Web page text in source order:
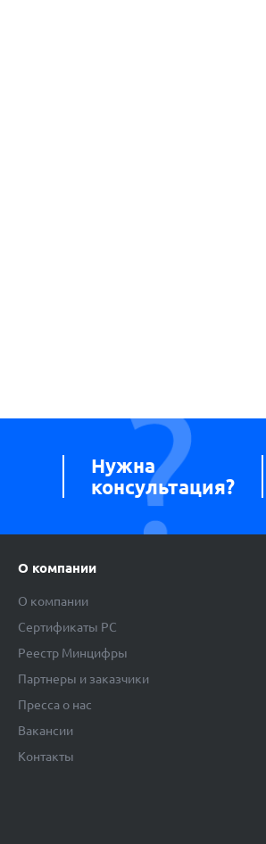
Нужна
консультация?
О компании
О компании
Сертификаты РС
Реестр Минцифры
Партнеры и заказчики
Пресса о нас
Вакансии
Контакты